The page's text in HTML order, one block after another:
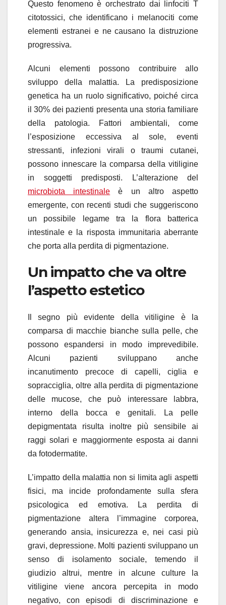
Questo fenomeno è orchestrato dai linfociti T
citotossici, che identificano i melanociti come
elementi estranei e ne causano la distruzione
progressiva.
Alcuni elementi possono contribuire allo
sviluppo della malattia. La predisposizione
genetica ha un ruolo significativo, poiché circa
il 30% dei pazienti presenta una storia familiare
della patologia. Fattori ambientali, come
l’esposizione eccessiva al sole, eventi
stressanti, infezioni virali o traumi cutanei,
possono innescare la comparsa della vitiligine
in soggetti predisposti. L’alterazione del
microbiota intestinale è un altro aspetto
emergente, con recenti studi che suggeriscono
un possibile legame tra la flora batterica
intestinale e la risposta immunitaria aberrante
che porta alla perdita di pigmentazione.
Un impatto che va oltre
l’aspetto estetico
Il segno più evidente della vitiligine è la
comparsa di macchie bianche sulla pelle, che
possono espandersi in modo imprevedibile.
Alcuni pazienti sviluppano anche
incanutimento precoce di capelli, ciglia e
sopracciglia, oltre alla perdita di pigmentazione
delle mucose, che può interessare labbra,
interno della bocca e genitali. La pelle
depigmentata risulta inoltre più sensibile ai
raggi solari e maggiormente esposta ai danni
da fotodermatite.
L’impatto della malattia non si limita agli aspetti
fisici, ma incide profondamente sulla sfera
psicologica ed emotiva. La perdita di
pigmentazione altera l’immagine corporea,
generando ansia, insicurezza e, nei casi più
gravi, depressione. Molti pazienti sviluppano un
senso di isolamento sociale, temendo il
giudizio altrui, mentre in alcune culture la
vitiligine viene ancora percepita in modo
negativo, con episodi di discriminazione e